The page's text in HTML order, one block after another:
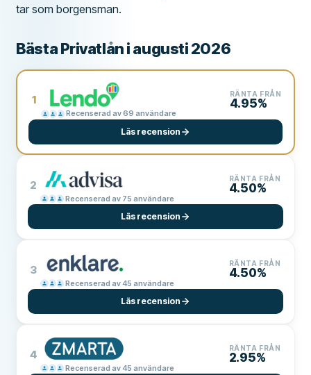
tar som borgensman.
Bästa Privatlån i augusti 2026
1
Recenserad av 69 användare
RÄNTA FRÅN
4.95%
Läs recension
2
Recenserad av 75 användare
RÄNTA FRÅN
4.50%
Läs recension
3
Recenserad av 45 användare
RÄNTA FRÅN
4.50%
Läs recension
4
Recenserad av 45 användare
RÄNTA FRÅN
2.95%